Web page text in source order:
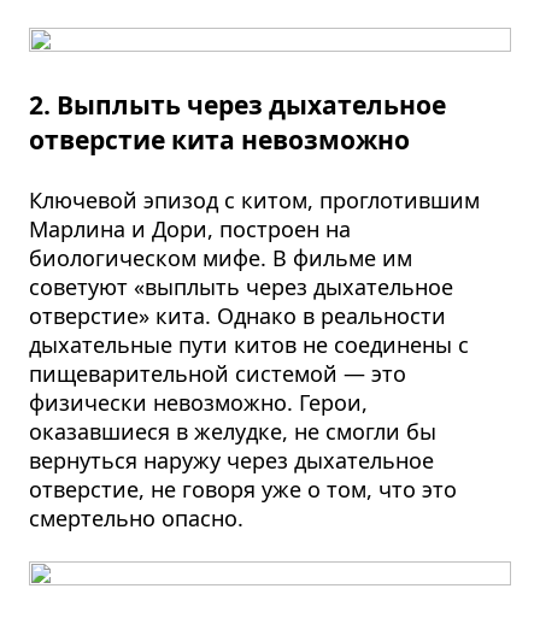
2. Выплыть через дыхательное
отверстие кита невозможно
Ключевой эпизод с китом, проглотившим
Марлина и Дори, построен на
биологическом мифе. В фильме им
советуют «выплыть через дыхательное
отверстие» кита. Однако в реальности
дыхательные пути китов не соединены с
пищеварительной системой — это
физически невозможно. Герои,
оказавшиеся в желудке, не смогли бы
вернуться наружу через дыхательное
отверстие, не говоря уже о том, что это
смертельно опасно.